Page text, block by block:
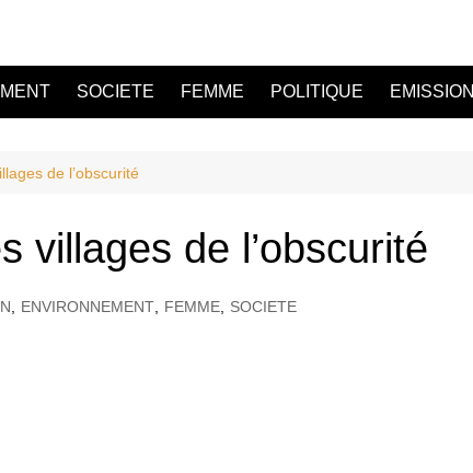
SOCIETE FEMME POLITIQUE
de l’obscurité
villages de l’obscurité
ENVIRONNEMENT FEMME SOCIETE